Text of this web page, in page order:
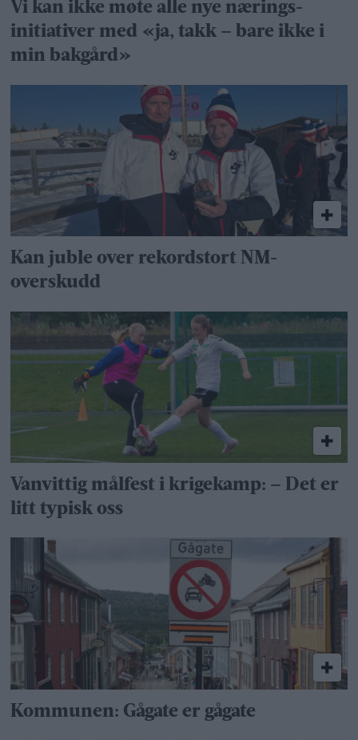
Vi kan ikke møte alle nye nærings­
initiativer med «ja, takk – bare ikke i
min bakgård»
Kan juble over rekordstort NM-
overskudd
Vanvittig målfest i krigekamp: – Det er
litt typisk oss
Kommunen: Gågate er gågate